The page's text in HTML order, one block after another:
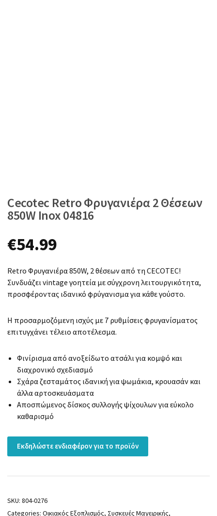
Cecotec Retro Φρυγανιέρα 2 Θέσεων
850W Inox 04816
€54.99
Retro Φρυγανιέρα 850W, 2 θέσεων από τη CECOTEC!
Συνδυάζει vintage γοητεία με σύγχρονη λειτουργικότητα,
προσφέροντας ιδανικό φρύγανισμα για κάθε γούστο.
Η προσαρμοζόμενη ισχύς με 7 ρυθμίσεις φρυγανίσματος
επιτυγχάνει τέλειο αποτέλεσμα.
Φινίρισμα από ανοξείδωτο ατσάλι για κομψό και
διαχρονικό σχεδιασμό
Σχάρα ζεσταμάτος ιδανική για ψωμάκια, κρουασάν και
άλλα αρτοσκευάσματα
Αποσπώμενος δίσκος συλλογής ψίχουλων για εύκολο
καθαρισμό
Εκδηλώστε ενδιαφέρον για το προϊόν
SKU: 804-0276
Categories: Οικιακός Εξοπλισμός, Συσκευές Μαγειρικής,